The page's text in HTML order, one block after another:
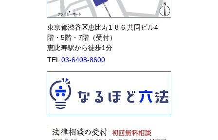
東京都渋谷区恵比寿1-8-6 共同ビル4
階・5階・7階（受付）
恵比寿駅から徒歩1分
TEL 03-6408-8600